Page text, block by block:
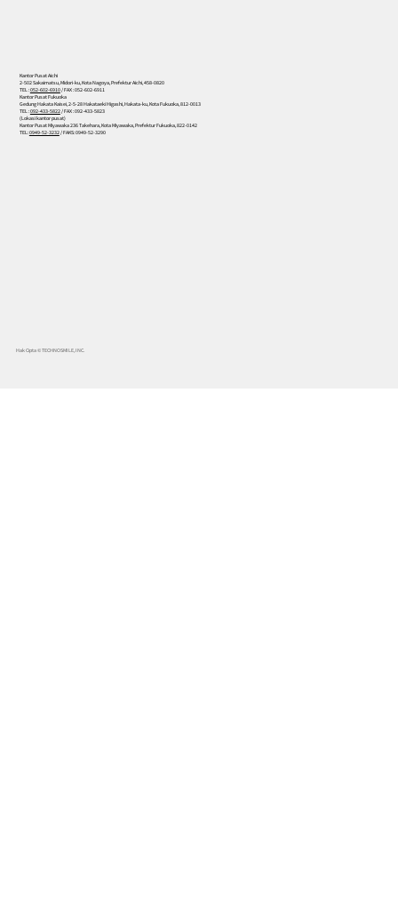
Kantor Pusat Aichi
2-502 Sakaimatsu, Midori-ku, Kota Nagoya, Prefektur Aichi, 458-0820
TEL :052-602-6910/ FAX : 052-602-6911
Kantor Pusat Fukuoka
Gedung Hakata Kaisei, 2-5-28 Hakataeki Higashi, Hakata-ku, Kota Fukuoka, 812-0013
TEL :092-433-5822/ FAX : 092-433-5823
(Lokasi kantor pusat)
Kantor Pusat Miyawaka 236 Takehara, Kota Miyawaka, Prefektur Fukuoka, 822-0142
TEL:0949-52-3232/ FAKS: 0949-52-3290
Hak Cipta © TECHNOSMILE, INC.